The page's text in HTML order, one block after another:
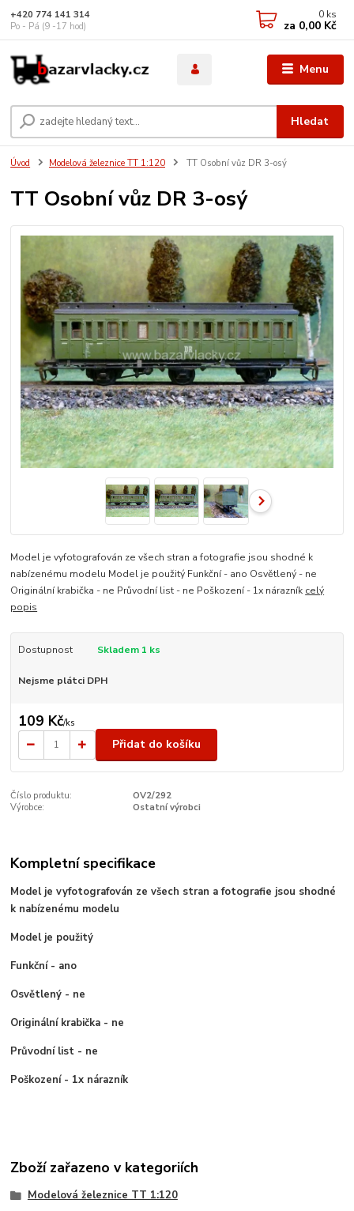
Menu
Hledat
+420 774 141 314
Po - Pá (9 -17 hod)
0 ks
za 0,00 Kč
Úvod Modelová železnice TT 1:120 TT Osobní vůz DR 3-osý
TT Osobní vůz DR 3-osý
Model je vyfotografován ze všech stran a fotografie jsou shodné k
nabízenému modelu Model je použitý Funkční - ano Osvětlený - ne
Originální krabička - ne Průvodní list - ne Poškození - 1x nárazník celý
popis
Dostupnost Skladem 1 ks
Nejsme plátci DPH
109 Kč/ks
Přidat do košíku
Číslo produktu:
OV2/292
Výrobce:
Ostatní výrobci
Kompletní specifikace
Model je vyfotografován ze všech stran a fotografie jsou shodné
k nabízenému modelu
Model je použitý
Funkční - ano
Osvětlený - ne
Originální krabička - ne
Průvodní list - ne
Poškození - 1x nárazník
Zboží zařazeno v kategoriích
Modelová železnice TT 1:120